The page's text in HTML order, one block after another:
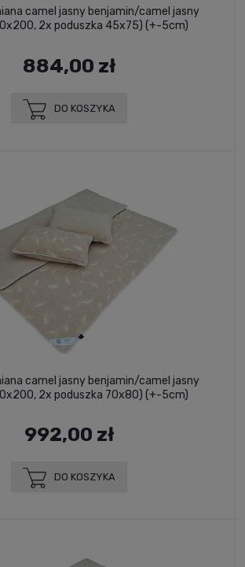
camel jasny benjamin/camel jasny
2x poduszka 45x75) (+-5cm)
884,00 zł
DO KOSZYKA
camel jasny benjamin/camel jasny
2x poduszka 70x80) (+-5cm)
992,00 zł
DO KOSZYKA